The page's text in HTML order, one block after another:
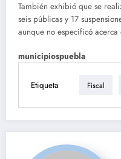
También exhibió que se
seis públicas y 17
aunque no especificó acerca
municipiospuebla
Etiqueta Fiscal